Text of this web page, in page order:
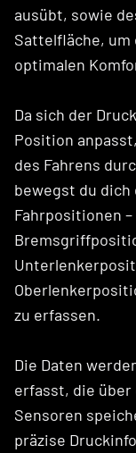
ausübt, sowie
Sattelfläche,
optimalen
Da sich der
Position
des Fahrens
bewegst du
Fahrpositionen
zu erfassen.
Die Daten
erfasst, die über
Sensoren
präzise